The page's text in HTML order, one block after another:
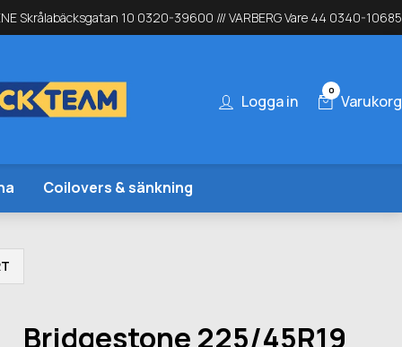
Skrålabäcksgatan 10 0320-39600 /// VARBERG Vare 44 0340-10685
Logga in
0
Varukorg
Coilovers & sänkning
Bridgestone 225/45R19